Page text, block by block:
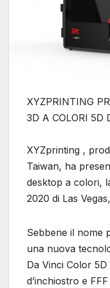
XYZPRINTING
3D A COLORI 5D
XYZprinting ,
Taiwan, ha
desktop a colori,
2020 di Las
Sebbene il nome
una nuova
Da Vinci Color
d’inchiostro e